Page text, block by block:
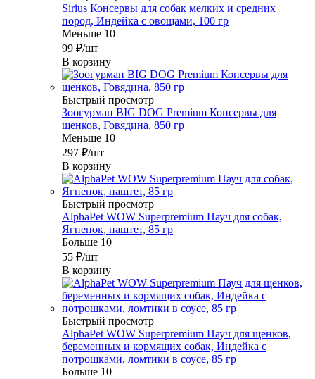
Sirius Консервы для собак мелких и средних
пород, Индейка с овощами, 100 гр
Меньше 10
99 ₽/шт
В корзину
Быстрый просмотр
Зоогурман BIG DOG Premium Консервы для
щенков, Говядина, 850 гр
Меньше 10
297 ₽/шт
В корзину
Быстрый просмотр
AlphaPet WOW Superpremium Пауч для собак,
Ягненок, паштет, 85 гр
Больше 10
55 ₽/шт
В корзину
Быстрый просмотр
AlphaPet WOW Superpremium Пауч для щенков,
беременных и кормящих собак, Индейка с
потрошками, ломтики в соусе, 85 гр
Больше 10